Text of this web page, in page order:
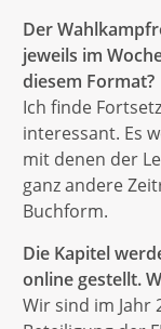
Der
jeweils im
diesem Format?
Ich finde
interessant. Es
mit denen der
ganz andere
Buchform.
Die Kapitel
online gestellt.
Wir sind im Jahr